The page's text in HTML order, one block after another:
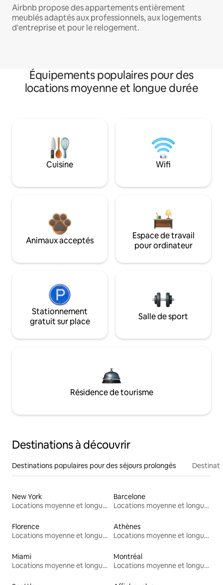
Airbnb propose des appartements entièrement
meublés adaptés aux professionnels, aux logements
d'entreprise et pour le relogement.
Équipements populaires pour des
locations moyenne et longue durée
Cuisine Wifi
Animaux acceptés
Espace de travail
pour ordinateur
Stationnement
gratuit sur place
Salle de sport
Résidence de tourisme
Destinations à découvrir
Destinations populaires pour des séjours prolongés
New York
Locations moyenne et longue durée
Barcelone
Locations moyenne et longue durée
Florence
Locations moyenne et longue durée
Athènes
Locations moyenne et longue durée
Miami
Locations moyenne et longue durée
Montréal
Locations moyenne et longue durée